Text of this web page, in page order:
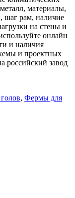
материалы,
шаг рам, наличие
на стены и
онлайн
и наличия
и проектных
российский завод
, Фермы для